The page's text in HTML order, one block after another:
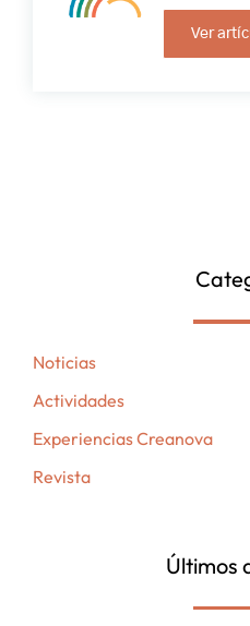
Ver
Noticias
Actividades
Experiencias Creanova
Revista
Últimos